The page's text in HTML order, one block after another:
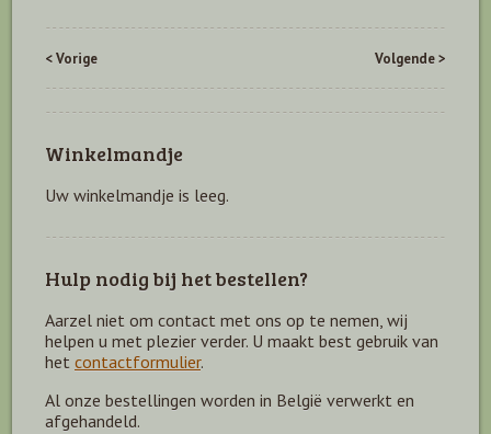
< Vorige Volgende >
Winkelmandje
Uw winkelmandje is leeg.
Hulp nodig bij het bestellen?
Aarzel niet om contact met ons op te nemen, wij
helpen u met plezier verder. U maakt best gebruik van
het contactformulier.
Al onze bestellingen worden in België verwerkt en
afgehandeld.